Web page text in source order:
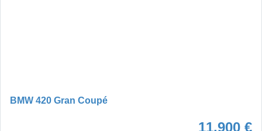
BMW 420 Gran Coupé
11.900 €